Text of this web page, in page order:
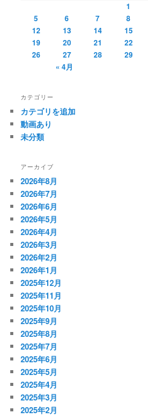
1
5
6 7 8
12
13 14 15
19
20 21 22
26
27 28 29
« 4月
カテゴリー
カテゴリを追加
動画あり
未分類
アーカイブ
2026年8月
2026年7月
2026年6月
2026年5月
2026年4月
2026年3月
2026年2月
2026年1月
2025年12月
2025年11月
2025年10月
2025年9月
2025年8月
2025年7月
2025年6月
2025年5月
2025年4月
2025年3月
2025年2月